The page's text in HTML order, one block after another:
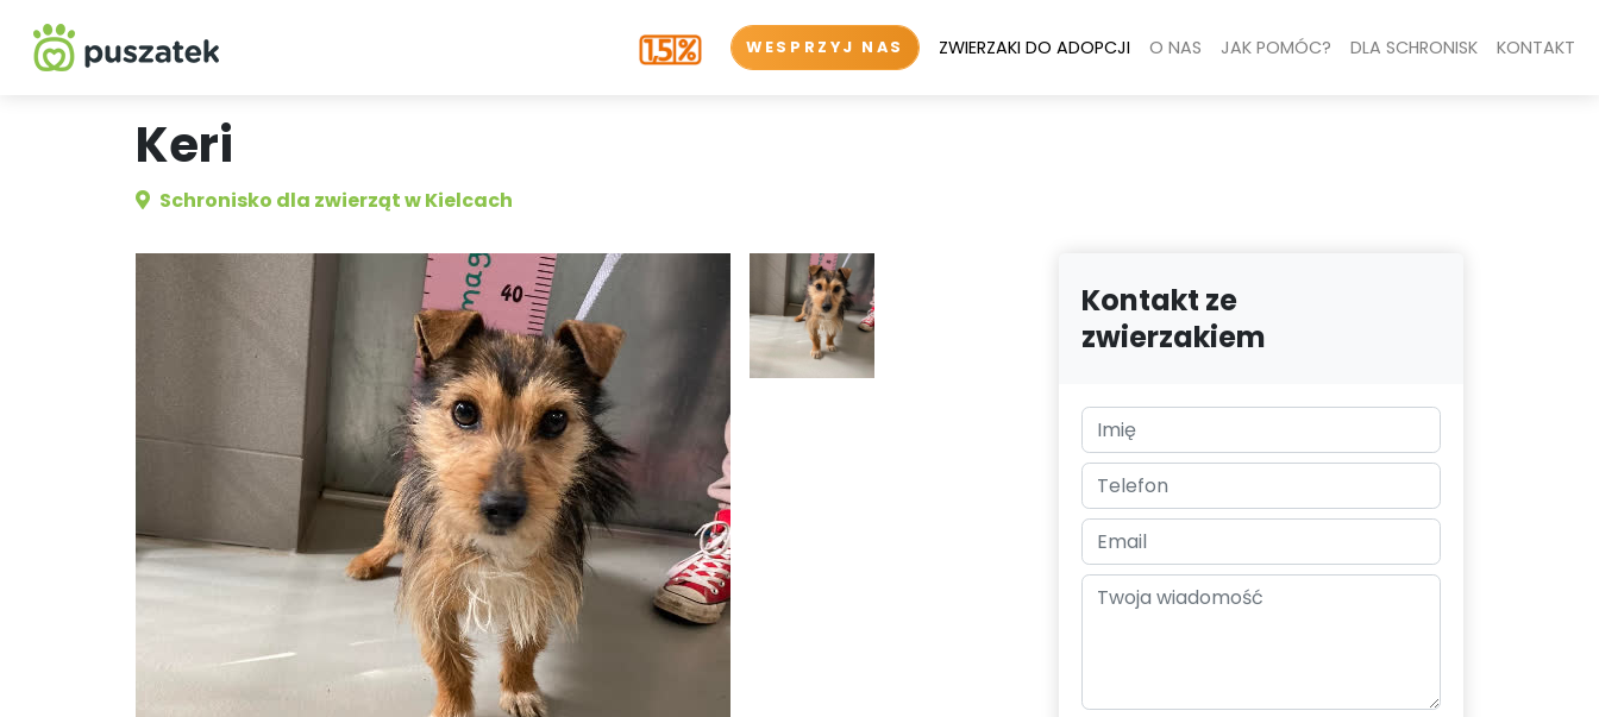
WESPRZYJ NAS ZWIERZAKI DO ADOPCJI O NAS JAK POMÓC? DLA SCHRONISK KONTAKT
Keri
Schronisko dla zwierząt w Kielcach
Kontakt ze
zwierzakiem